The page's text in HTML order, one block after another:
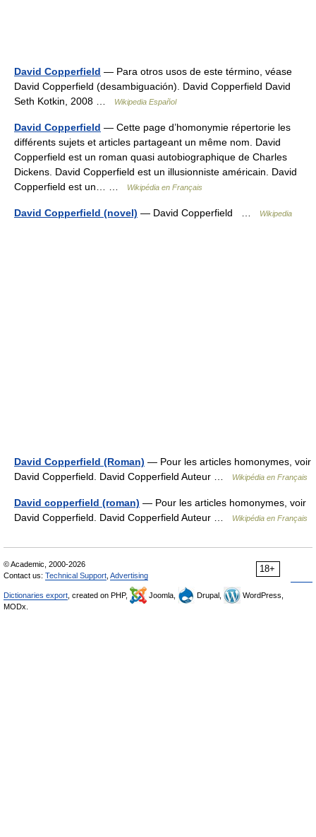
David Copperfield — Para otros usos de este término, véase
David Copperfield (desambiguación). David Copperfield David
Seth Kotkin, 2008 …
Wikipedia Español
David Copperfield — Cette page d’homonymie répertorie les
différents sujets et articles partageant un même nom. David
Copperfield est un roman quasi autobiographique de Charles
Dickens. David Copperfield est un illusionniste américain. David
Copperfield est un… …
Wikipédia en Français
David Copperfield (novel) — David Copperfield … Wikipedia
David Copperfield (Roman) — Pour les articles homonymes, voir
David Copperfield. David Copperfield Auteur …
Wikipédia en Français
David copperfield (roman) — Pour les articles homonymes, voir
David Copperfield. David Copperfield Auteur …
Wikipédia en Français
18+
© Academic, 2000-2026
Contact us: Technical Support Advertising
Dictionaries export , created on PHP, Joomla, Drupal,
WordPress,
MODx.